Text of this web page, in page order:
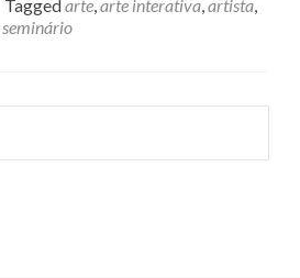
about
Pedro
Taggedarte,arte interativa,artista,
seminário